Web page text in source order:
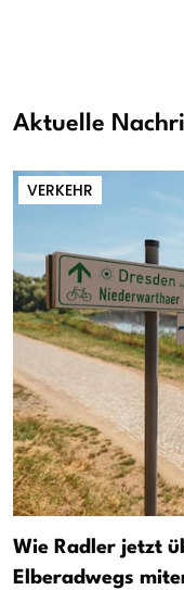
Aktuelle
VERKEHR
Wie Radler jetzt
Elberadwegs